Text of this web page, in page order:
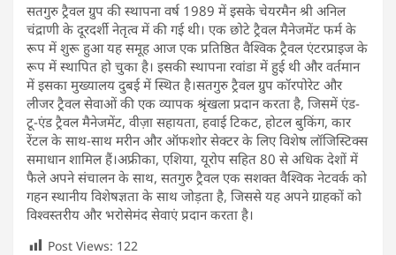
सतगुरु ट्रैवल ग्रुप की स्थापना वर्ष 1989 में इसके चेयरमैन श्री अनिल
चंद्राणी के दूरदर्शी नेतृत्व में की गई थी। एक छोटे ट्रैवल मैनेजमेंट फर्म के
रूप में शुरू हुआ यह समूह आज एक प्रतिष्ठित वैश्विक ट्रैवल एंटरप्राइज के
रूप में स्थापित हो चुका है। इसकी स्थापना रवांडा में हुई थी और वर्तमान
में इसका मुख्यालय दुबई में स्थित है।सतगुरु ट्रैवल ग्रुप कॉरपोरेट और
लीजर ट्रैवल सेवाओं की एक व्यापक श्रृंखला प्रदान करता है, जिसमें एंड-
टू-एंड ट्रैवल मैनेजमेंट, वीज़ा सहायता, हवाई टिकट, होटल बुकिंग, कार
रेंटल के साथ-साथ मरीन और ऑफशोर सेक्टर के लिए विशेष लॉजिस्टिक्स
समाधान शामिल हैं।अफ्रीका, एशिया, यूरोप सहित 80 से अधिक देशों में
फैले अपने संचालन के साथ, सतगुरु ट्रैवल एक सशक्त वैश्विक नेटवर्क को
गहन स्थानीय विशेषज्ञता के साथ जोड़ता है, जिससे यह अपने ग्राहकों को
विश्वस्तरीय और भरोसेमंद सेवाएं प्रदान करता है।
Post Views: 122